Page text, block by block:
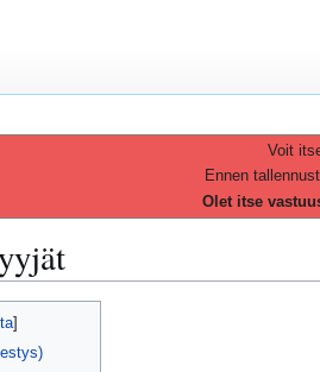
Voit
Ennen
Olet itse